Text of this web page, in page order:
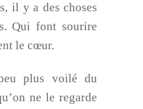
il y a des choses
Qui font sourire
le cœur.
plus voilé du
ne le regarde